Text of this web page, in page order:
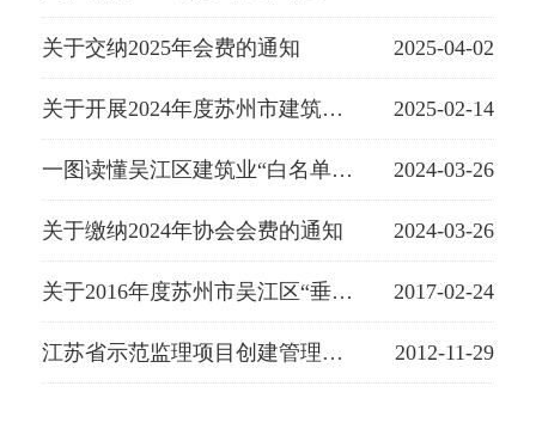
关于交纳2025年会费的通知 2025-04-02
关于开展2024年度苏州市建筑施工企业（含市政类）综合考评的通知 2025-02-14
一图读懂吴江区建筑业“白名单”企业认定管理办法（试行） 2024-03-26
关于缴纳2024年协会会费的通知 2024-03-26
关于2016年度苏州市吴江区“垂虹杯”建筑工程质量奖项目检查有关事项的通知 2017-02-24
江苏省示范监理项目创建管理办法 2012-11-29